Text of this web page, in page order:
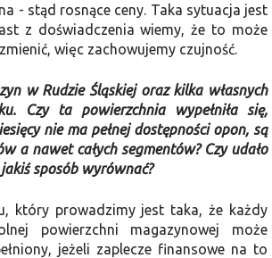
- stąd rosnące ceny. Taka sytuacja jest
z doświadczenia wiemy, że to może
więc zachowujemy czujność.
w Rudzie Śląskiej oraz kilka własnych
Czy ta powierzchnia wypełniła się,
nie ma pełnej dostępności opon, są
a nawet całych segmentów? Czy udało
sposób wyrównać?
który prowadzimy jest taka, że każdy
powierzchni magazynowej może
jeżeli zaplecze finansowe na to